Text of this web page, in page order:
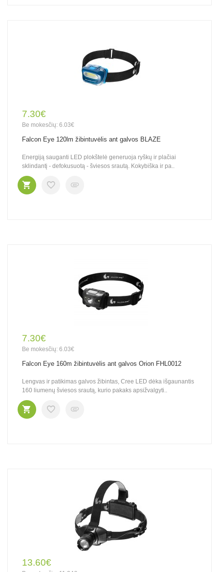
7.30€
Be mokesčių: 6.03€
Falcon Eye 120lm žibintuvėlis ant galvos BLAZE
Energiją sauganti LED plokštelė generuoja ryškų ir plačiai
sklindantį - defokusuotą - šviesos srautą. Kokybiška ir pa..
7.30€
Be mokesčių: 6.03€
Falcon Eye 160m žibintuvėlis ant galvos Orion FHL0012
Lengvas ir patikimas galvos žibintas, Cree LED dėka išgaunantis
160 liumenų šviesos srautą, kurio pakaks apsižvalgyti..
13.60€